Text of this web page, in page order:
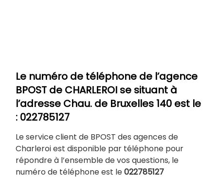
Le numéro de téléphone de l’agence
BPOST de CHARLEROI se situant à
l’adresse Chau. de Bruxelles 140 est le
: 022785127
Le service client de BPOST des agences de
Charleroi est disponible par téléphone pour
répondre à l’ensemble de vos questions, le
numéro de téléphone est le022785127